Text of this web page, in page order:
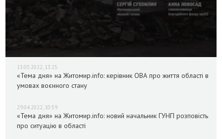
13.05.2022, 13:25
«Тема дня» на Житомир.info: керівник ОВА про життя області в
умовах воєнного стану
29.04.2022, 10:59
«Тема дня» на Житомир.info: новий начальник ГУНП розповість
про ситуацію в області